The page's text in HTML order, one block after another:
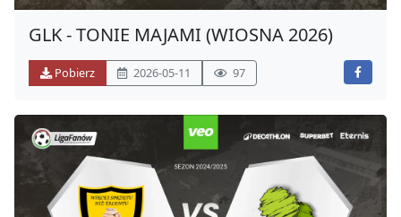
GLK - TONIE MAJAMI (WIOSNA 2026)
Pobierz 2026-05-11 97